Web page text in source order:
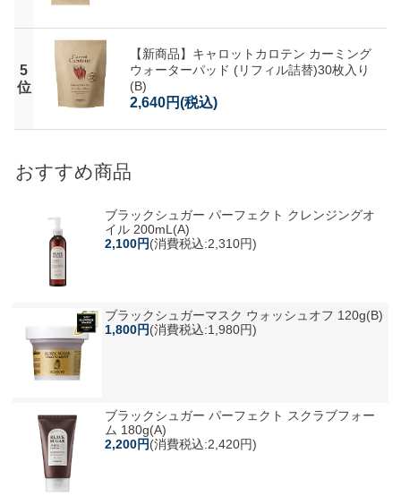
5
位
【新商品】キャロットカロテン カーミング
ウォーターパッド (リフィル詰替)30枚入り
(B)
2,640円(税込)
おすすめ商品
ブラックシュガー パーフェクト クレンジングオ
イル 200mL(A)
2,100円(消費税込:2,310円)
ブラックシュガーマスク ウォッシュオフ 120g(B)
1,800円(消費税込:1,980円)
ブラックシュガー パーフェクト スクラブフォー
ム 180g(A)
2,200円(消費税込:2,420円)